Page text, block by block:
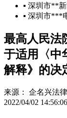
▪ 深圳市**
▪ 深圳市***
最高人民法
于适用〈中
解释》的决
来源： 企名兴法
2022/04/02 14:56:06